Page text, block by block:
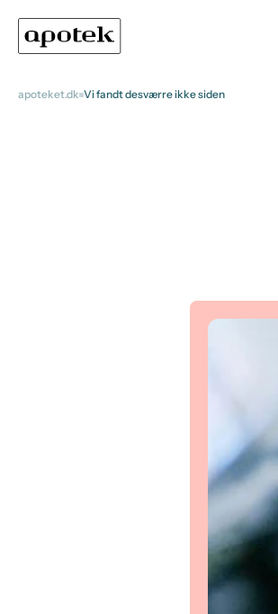
apoteket.dk Vi fandt desværre ikke siden